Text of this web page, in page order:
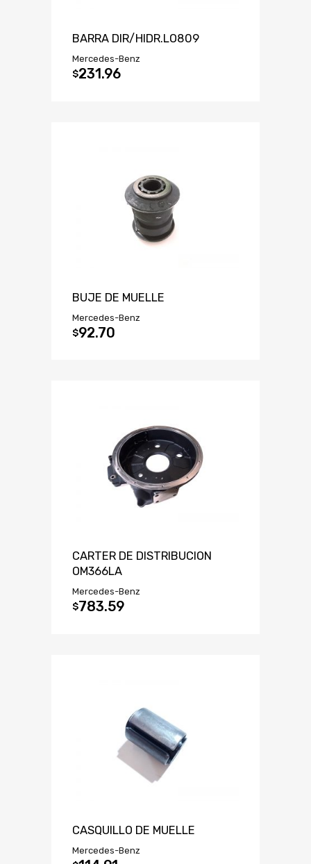
BARRA DIR/HIDR.LO809
Mercedes-Benz
$231.96
BUJE DE MUELLE
Mercedes-Benz
$92.70
CARTER DE DISTRIBUCION
OM366LA
Mercedes-Benz
$783.59
CASQUILLO DE MUELLE
Mercedes-Benz